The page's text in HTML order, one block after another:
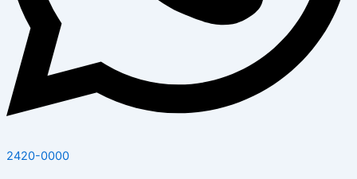
2420-0000